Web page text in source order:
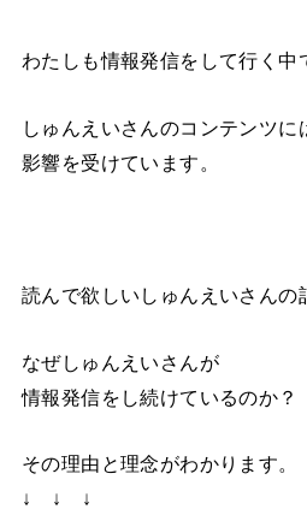
わたしも情報発信をして行く中
しゅんえいさんのコンテンツに
影響を受けています。
読んで欲しいしゅんえいさんの
なぜしゅんえいさんが
情報発信をし続けているのか？
その理由と理念がわかります。
↓ ↓ ↓